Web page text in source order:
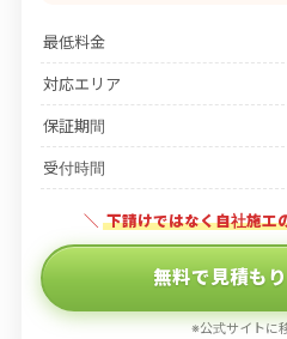
最低料金
対応エリア
保証期間
受付時間
＼ 下請けではなく自社施工
無料で見積も
※公式サイトに